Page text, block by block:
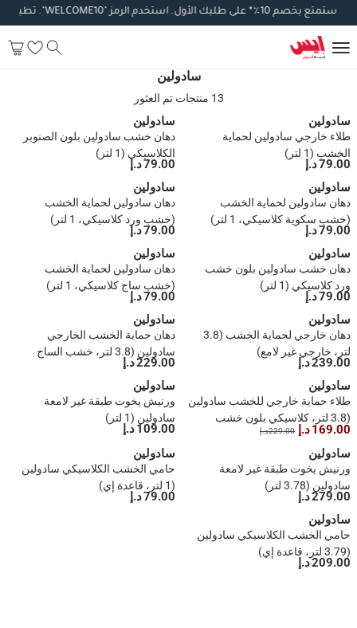
استمتع بخصم10 ٪*على طلبك الأول.استخدم الرمز"WELCOME10". تطبق
سادولين
13 منتجات تم العثور
سادولين
طلاء خارجي سادولين لحماية
الخشب (1 لتر)
79.00 د.إ
سادولين
دهان خشب سادولين بلون الصنوبر
الكلاسيكي (1 لتر)
79.00 د.إ
سادولين
دهان سادولين لحماية الخشب
(خشب سكوية كلاسيكي، 1 لتر)
79.00 د.إ
سادولين
دهان سادولين لحماية الخشب
(خشب ورد كلاسيكي، 1 لتر)
79.00 د.إ
سادولين
دهان خشب سادولين بلون خشب
ورد كلاسيكي (1 لتر)
79.00 د.إ
سادولين
دهان سادولين لحماية الخشب
(خشب ساج كلاسيكي، 1 لتر)
79.00 د.إ
سادولين
دهان خارجي لحماية الخشب (3.8
لتر، خارجي غير لامع)
239.00 د.إ
سادولين
دهان حماية الخشب الخارجي
سادولين (3.8 لتر، خشب الساج
كلاسيك)
229.00 د.إ
سادولين
طلاء حماية خارجي للخشب سادولين
(3.8 لتر، كلاسيكي بلون خشب
الماهوجاني)
169.00 د.إ 229.00 د.إ
سادولين
ورنيش يخوت طبقة غير لامعة
سادولين (1 لتر)
109.00 د.إ
سادولين
ورنيش يخوت طبقة غير لامعة
سادولين (3.78 لتر)
279.00 د.إ
سادولين
حامي الخشب الكلاسيكي سادولين
(1 لتر، قاعدة إي)
79.00 د.إ
سادولين
حامي الخشب الكلاسيكي سادولين
(3.79 لتر، قاعدة إي)
209.00 د.إ